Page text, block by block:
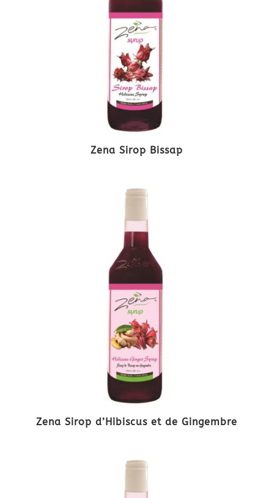
Zena Sirop Bissap
Zena Sirop d’Hibiscus et de Gingembre